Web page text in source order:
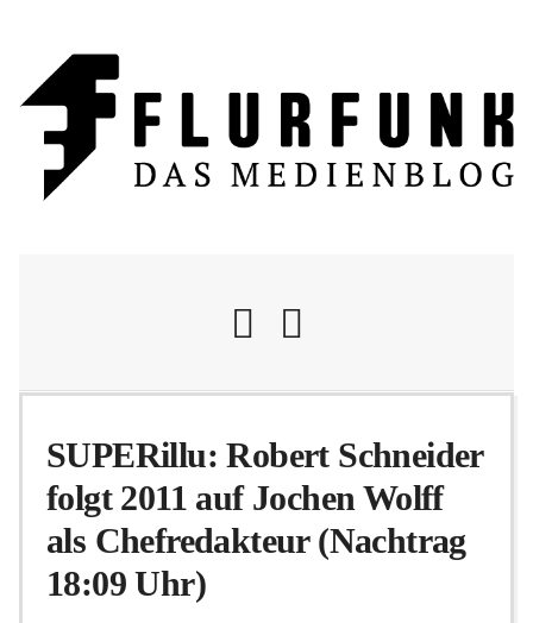
Nachrichten
Flurschelte
Personalien
SUPERillu: Robert Schneider
folgt 2011 auf Jochen Wolff
als Chefredakteur (Nachtrag
18:09 Uhr)